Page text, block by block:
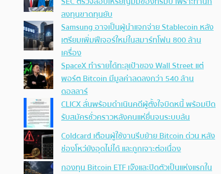
ลงทุนขาดทุนยับ
Samsung อาจเป็นผู้นำแจกจ่าย Stablecoin หลัง
เตรียมเพิ่มฟีเจอร์ใหม่ในสมาร์ทโฟน 800 ล้าน
เครื่อง
SpaceX ทำรายได้ทะลุเป้าของ Wall Street แต่
พอร์ต Bitcoin มีมูลค่าลดลงกว่า 540 ล้าน
ดอลลาร์
CLICX ลั่นพร้อมดำเนินคดีผู้ตั้งใจบิดหนี้ พร้อมปิด
รับสมัครชั่วคราวหลังคนแห่ยื่นจนระบบล้น
Coldcard เตือนผู้ใช้งานรีบย้าย Bitcoin ด่วน หลัง
ช่องโหว่ยังอุดไม่ได้ และถูกเจาะต่อเนื่อง
กองทุน Bitcoin ETF เจ๊งและปิดตัวเป็นแห่งแรกใน